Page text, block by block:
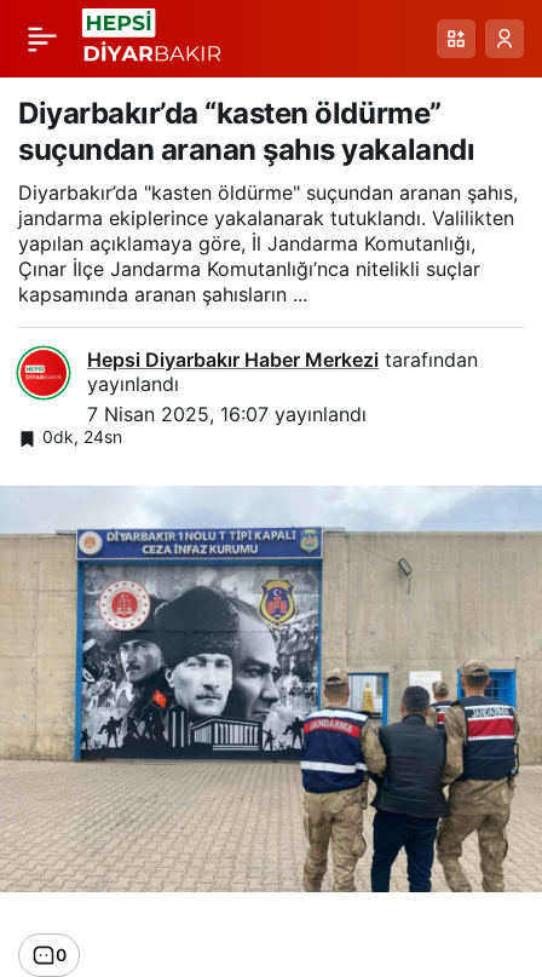
Diyarbakır’da “kasten öldürme”
suçundan aranan şahıs yakalandı
Diyarbakır’da "kasten öldürme" suçundan aranan şahıs,
jandarma ekiplerince yakalanarak tutuklandı. Valilikten
yapılan açıklamaya göre, İl Jandarma Komutanlığı,
Çınar İlçe Jandarma Komutanlığı’nca nitelikli suçlar
kapsamında aranan şahısların ...
Hepsi Diyarbakır Haber Merkezi tarafından
yayınlandı
7 Nisan 2025, 16:07 yayınlandı
0dk, 24sn
0
Diyarbakır’da dolu
yağışı
Paylaş